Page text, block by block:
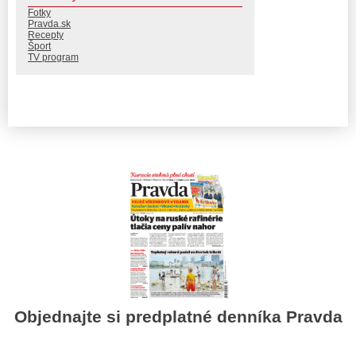
Fotky
Pravda.sk
Recepty
Šport
TV program
Objednajte si predplatné denníka Pravda